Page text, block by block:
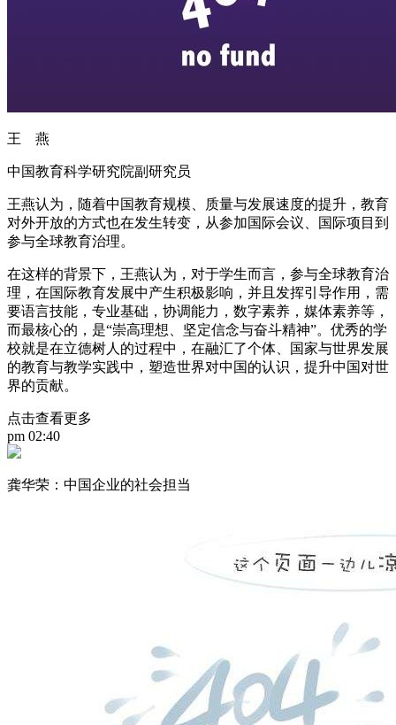
王 燕
中国教育科学研究院副研究员
王燕认为，随着中国教育规模、质量与发展速度的提升，教育
对外开放的方式也在发生转变，从参加国际会议、国际项目到
参与全球教育治理。
在这样的背景下，王燕认为，对于学生而言，参与全球教育治
理，在国际教育发展中产生积极影响，并且发挥引导作用，需
要语言技能，专业基础，协调能力，数字素养，媒体素养等，
而最核心的，是“崇高理想、坚定信念与奋斗精神”。优秀的学
校就是在立德树人的过程中，在融汇了个体、国家与世界发展
的教育与教学实践中，塑造世界对中国的认识，提升中国对世
界的贡献。
点击查看更多
pm 02:40
龚华荣：中国企业的社会担当